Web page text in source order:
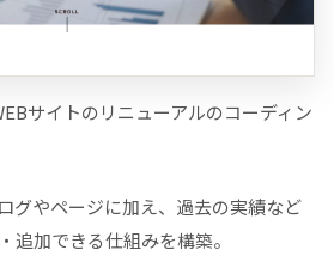
サイトのリニューアルのコーディン
グやページに加え、過去の実績など
追加できる仕組みを構築。